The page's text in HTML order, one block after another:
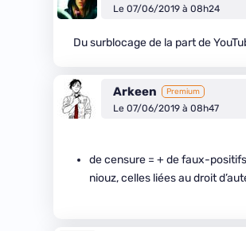
Le 07/06/2019 à 08h24
Du surblocage de la part de
Arkeen Premium
Le 07/06/2019 à 08h47
de censure = + de faux-
niouz, celles liées au droit